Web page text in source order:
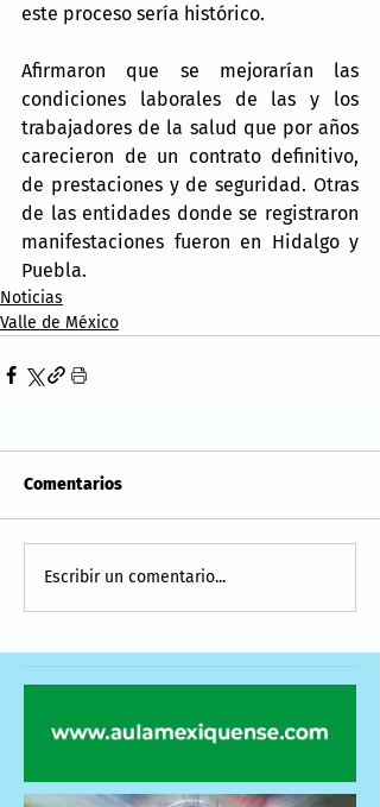
este proceso sería histórico.
Afirmaron que se mejorarían las
condiciones laborales de las y los
trabajadores de la salud que por años
carecieron de un contrato definitivo,
de prestaciones y de seguridad. Otras
de las entidades donde se registraron
manifestaciones fueron en Hidalgo y
Puebla.
Noticias
Valle de México
Comentarios
Escribir un comentario...